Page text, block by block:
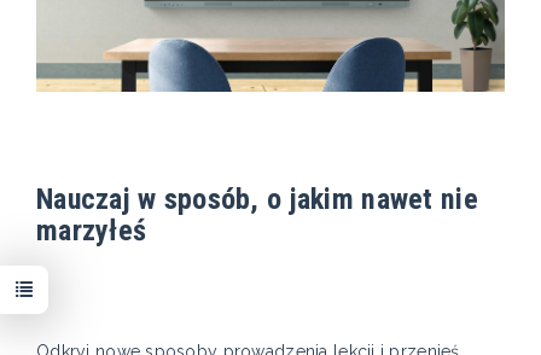
Nauczaj w sposób, o jakim nawet nie
marzyłeś